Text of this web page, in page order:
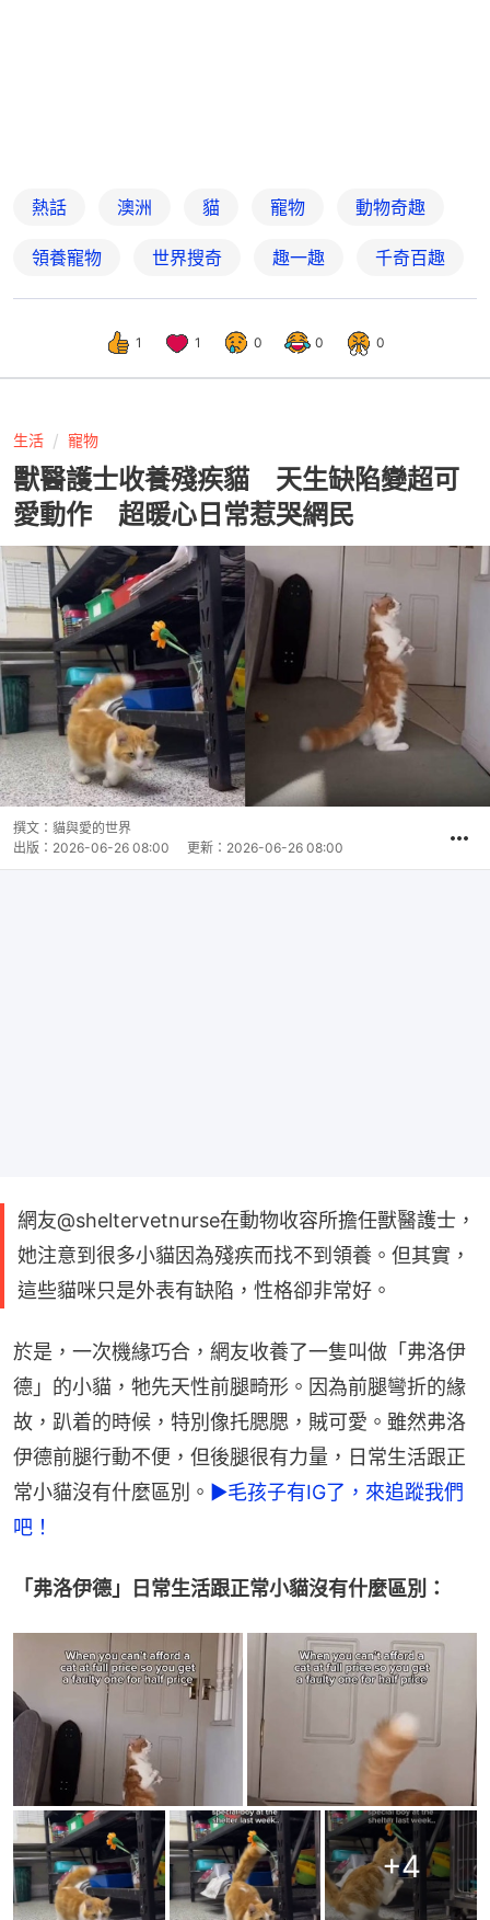
熱話 澳洲 貓 寵物 動物奇趣
領養寵物 世界搜奇 趣一趣 千奇百趣
1 1 0 0 0
生活 寵物
獸醫護士收養殘疾貓 天生缺陷變超可
愛動作 超暖心日常惹哭網民
撰文： 貓與愛的世界
出版： 2026-06-26 08:00 更新： 2026-06-26 08:00
網友@sheltervetnurse在動物收容所擔任獸醫護士，
她注意到很多小貓因為殘疾而找不到領養。但其實，
這些貓咪只是外表有缺陷，性格卻非常好。
於是，一次機緣巧合，網友收養了一隻叫做「弗洛伊
德」的小貓，牠先天性前腿畸形。因為前腿彎折的緣
故，趴着的時候，特別像托腮腮，賊可愛。雖然弗洛
伊德前腿行動不便，但後腿很有力量，日常生活跟正
常小貓沒有什麼區別。 ►毛孩子有IG了，來追蹤我們
吧！
「弗洛伊德」日常生活跟正常小貓沒有什麼區別：
+4